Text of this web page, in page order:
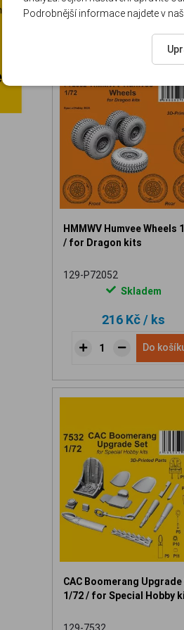
HMMWV Humvee Wheels
/ for Dragon kits
129-P72052
Skladem
216 Kč/ ks
Do
CAC Boomerang Upgrade
1/72 / for Special Hobby
Podrobnější informace najdete v